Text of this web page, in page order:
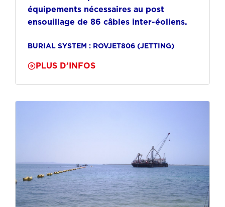
équipements nécessaires au post
ensouillage de 86 câbles inter-éoliens.
BURIAL SYSTEM : ROVJET806 (JETTING)
PLUS D’INFOS